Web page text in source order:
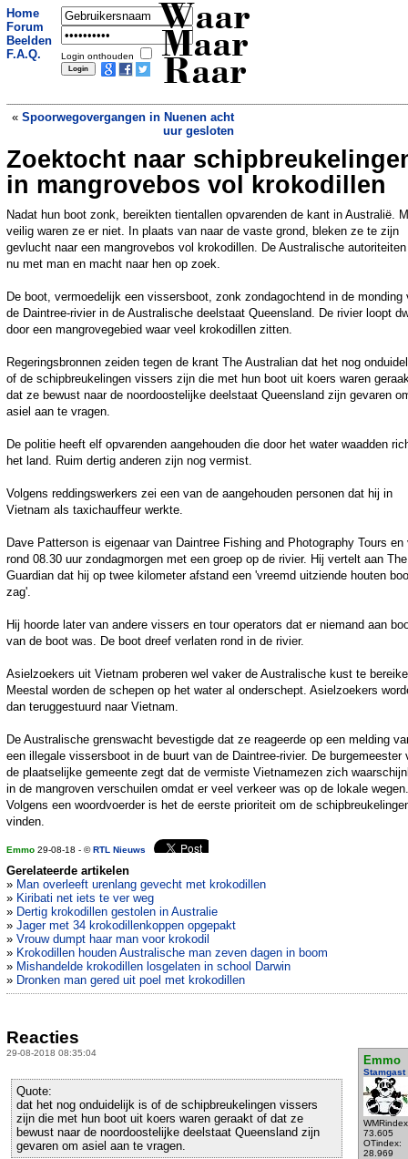
Home
Forum
Beelden
F.A.Q.
Login onthouden
Waar
Maar
Raar
« Spoorwegovergangen in Nuenen acht
uur gesloten
Eerste bierhotel opent deuren en heeft
tap in elke kamer»
Zoektocht naar
in mangrovebos vol krokodillen
Nadat hun boot zonk, bereikten tientallen opvarenden de kant in Australië.
veilig waren ze er niet. In plaats van naar de vaste grond, bleken ze te zijn
gevlucht naar een mangrovebos vol krokodillen. De Australische
nu met man en macht naar hen op zoek.
De boot, vermoedelijk een vissersboot, zonk zondagochtend in de monding
de Daintree-rivier in de Australische deelstaat Queensland. De rivier loopt
door een mangrovegebied waar veel krokodillen zitten.
Regeringsbronnen zeiden tegen de krant The Australian dat het nog
of de schipbreukelingen vissers zijn die met hun boot uit koers waren
dat ze bewust naar de noordoostelijke deelstaat Queensland zijn gevaren
asiel aan te vragen.
De politie heeft elf opvarenden aangehouden die door het water waadden
het land. Ruim dertig anderen zijn nog vermist.
Volgens reddingswerkers zei een van de aangehouden personen dat hij in
Vietnam als taxichauffeur werkte.
Dave Patterson is eigenaar van Daintree Fishing and Photography Tours en
rond 08.30 uur zondagmorgen met een groep op de rivier. Hij vertelt aan The
Guardian dat hij op twee kilometer afstand een 'vreemd uitziende houten
zag'.
Hij hoorde later van andere vissers en tour operators dat er niemand aan
van de boot was. De boot dreef verlaten rond in de rivier.
Asielzoekers uit Vietnam proberen wel vaker de Australische kust te
Meestal worden de schepen op het water al onderschept. Asielzoekers
dan teruggestuurd naar Vietnam.
De Australische grenswacht bevestigde dat ze reageerde op een melding
een illegale vissersboot in de buurt van de Daintree-rivier. De burgemeester
de plaatselijke gemeente zegt dat de vermiste Vietnamezen zich
in de mangroven verschuilen omdat er veel verkeer was op de lokale wegen.
Volgens een woordvoerder is het de eerste prioriteit om de
vinden.
Emmo 29-08-18 - ©RTL Nieuws
Gerelateerde artikelen
» Man overleeft urenlang gevecht met krokodillen
» Kiribati net iets te ver weg
» Dertig krokodillen gestolen in Australie
» Jager met 34 krokodillenkoppen opgepakt
» Vrouw dumpt haar man voor krokodil
» Krokodillen houden Australische man zeven dagen in boom
» Mishandelde krokodillen losgelaten in school Darwin
» Dronken man gered uit poel met krokodillen
Reacties
29-08-2018 08:35:04
Emmo
Stamgast
73.605
OTindex:
28.969
Quote:
dat het nog onduidelijk is of de schipbreukelingen vissers
zijn die met hun boot uit koers waren geraakt of dat ze
bewust naar de noordoostelijke deelstaat Queensland zijn
gevaren om asiel aan te vragen.